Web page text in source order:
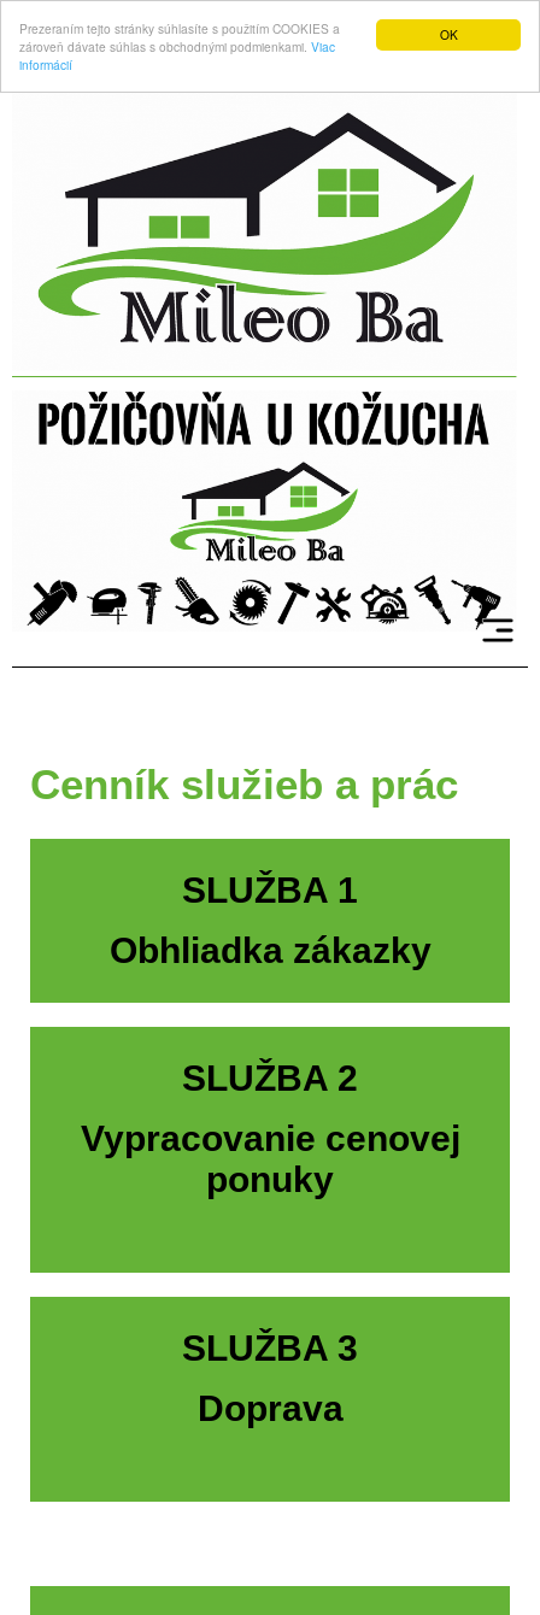
OK
Prezeraním tejto stránky súhlasíte s použitím COOKIES a
zároveň dávate súhlas s obchodnými podmienkami. Viac
informácií
Cenník služieb a prác
SLUŽBA 1
Obhliadka zákazky
SLUŽBA 2
Vypracovanie cenovej
ponuky
SLUŽBA 3
Doprava